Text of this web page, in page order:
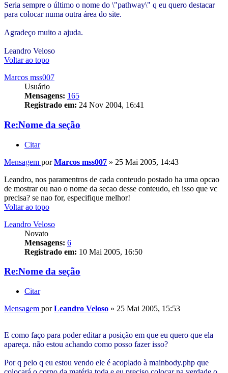
Seria sempre o último o nome do \"pathway\" q eu quero destacar
para colocar numa outra área do site.
Agradeço muito a ajuda.
Leandro Veloso
Voltar ao topo
Marcos mss007
Usuário
Mensagens: 165
Registrado em: 24 Nov 2004, 16:41
Re:Nome da seção
Citar
Mensagem porMarcos mss007 » 25 Mai 2005, 14:43
Leandro, nos paramentros de cada conteudo postado ha uma opcao
de mostrar ou nao o nome da secao desse conteudo, eh isso que vc
precisa? se nao for, especifique melhor!
Voltar ao topo
Leandro Veloso
Novato
Mensagens: 6
Registrado em: 10 Mai 2005, 16:50
Re:Nome da seção
Citar
Mensagem porLeandro Veloso » 25 Mai 2005, 15:53
E como faço para poder editar a posição em que eu quero que ela
apareça. não estou achando como posso fazer isso?
Por q pelo q eu estou vendo ele é acoplado à mainbody.php que